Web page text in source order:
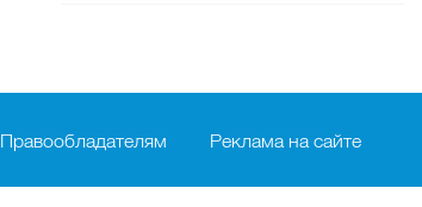
Правообладателям Реклама на сайте